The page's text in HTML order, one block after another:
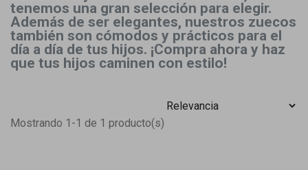
tenemos una gran selección para elegir.
Además de ser elegantes, nuestros zuecos
también son cómodos y prácticos para el
día a día de tus hijos. ¡Compra ahora y haz
que tus hijos caminen con estilo!
Mostrando 1-1 de 1 producto(s)